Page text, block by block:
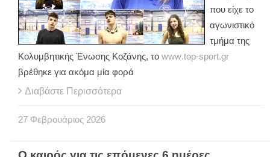
που είχε το
αγωνιστικό
τμήμα της
Κολυμβητικής Ένωσης Κοζάνης, το www.top-sport.gr
βρέθηκε για ακόμα μία φορά
Διαβάστε Περισσότερα
27 Φεβρουάριος 2026